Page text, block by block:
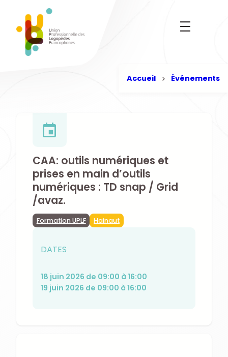
contenu
Accueil Événements
CAA: outils numériques et
prises en main d’outils
numériques : TD snap / Grid
/avaz.
Formation UPLF Hainaut
DATES
18 juin 2026 de 09:00 à 16:00
19 juin 2026 de 09:00 à 16:00